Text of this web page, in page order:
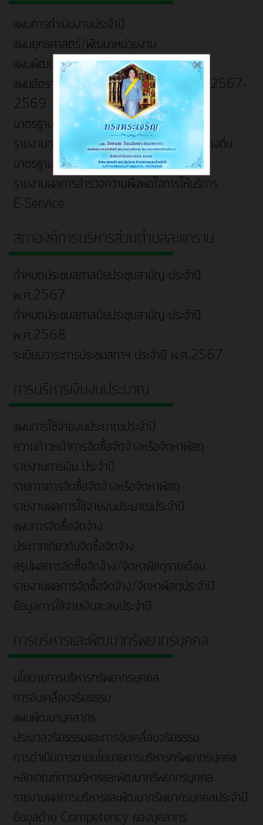
แผนการดำเนินงานประจำปี
แผนยุทธศาสตร์/พัฒนาหน่วยงาน
แผนพัฒนาท้องถิ่น 5 ปี
แผนอัตรากำลัง 3 ปี ประจำปีงบประมาณ พ.ศ.2567-
2569
มาตรฐานการบริการ
รายงานการติดตามและประเมินผลแผนพัฒนาท้องถิ่น
มาตรฐานการปฎิบัติงาน
รายงานผลการสำรวจความพึงพอใจการให้บริการ
E-Service
สภาองค์การบริหารส่วนตำบลสะแกราบ
กำหนดประชุมสภาสมัยประชุมสามัญ ประจำปี
พ.ศ.2567
กำหนดประชุมสภาสมัยประชุมสามัญ ประจำปี
พ.ศ.2568
ระเบียบวาระการประชุมสภาฯ ประจำปี พ.ศ.2567
การบริหารเงินงบประมาณ
แผนการใช้จ่ายงบประมาณประจำปี
ความก้าวหน้าการจัดซื้อจัดจ้างหรือจัดหาพัสดุ
รายงานการเงิน ประจำปี
รายการการจัดซื้อจัดจ้างหรือจัดหาพัสดุ
รายงานผลการใช้จ่ายงบประมาณประจำปี
แผนการจัดซื้อจัดจ้าง
ประกาศเกี่ยวกับจัดซื้อจัดจ้าง
สรุปผลการจัดซื้อจัดจ้าง/จัดหาพัสดุรายเดือน
รายงานผลการจัดซื้อจัดจ้าง/จัดหาพัสดุประจำปี
ข้อมูลการใช้จ่ายเงินสะสมประจำปี
การบริหารและพัฒนาทรัพยากรบุคคล
นโยบายการบริหารทรัพยากรบุคคล
การขับเคลื่อนจริยธรรม
แผนพัฒนาบุคลากร
ประมวลจริยธรรมและการขับเคลื่อนจริยธรรม
การดำเนินการตามนโยบายการบริหารทรัพยากรบุคคล
หลักเกณฑ์การบริหารและพัฒนาทรัพยากรบุคคล
รายงานผลการบริหารและพัฒนาทรัพยากรบุคคลประจำปี
ข้อมูลด้าน Competency ของบุคลากร
×